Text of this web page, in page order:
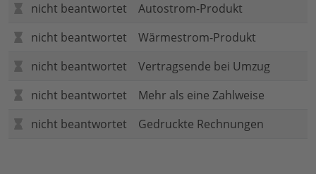
nicht beantwortet
Autostrom-Produkt
nicht beantwortet
Wärmestrom-Produkt
nicht beantwortet
Vertragsende bei Umzug
nicht beantwortet
Mehr als eine Zahlweise
nicht beantwortet
Gedruckte Rechnungen